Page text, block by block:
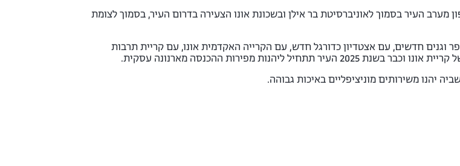
העיר בסמוך לאוניברסיטת בר אילן ובשכונת אונו הצעירה בדרום העיר, בסמוך לצומת
וגנים חדשים, עם אצטדיון כדורגל חדש, עם הקרייה האקדמית אונו, עם קריית תרבות
מפירות ההכנסה מארנונה עסקית.
יהנו משירותים מוניציפליים באיכות גבוהה.